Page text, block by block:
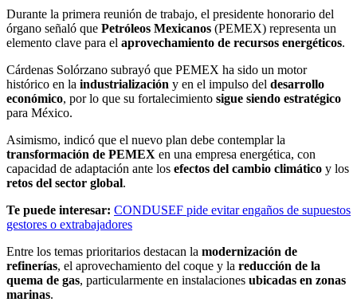
Durante la primera reunión de trabajo, el presidente honorario del
órgano señaló que Petróleos Mexicanos (PEMEX) representa un
elemento clave para el aprovechamiento de recursos energéticos.
Cárdenas Solórzano subrayó que PEMEX ha sido un motor
histórico en la industrialización y en el impulso del desarrollo
económico, por lo que su fortalecimiento sigue siendo estratégico
para México.
Asimismo, indicó que el nuevo plan debe contemplar la
transformación de PEMEX en una empresa energética, con
capacidad de adaptación ante los efectos del cambio climático y los
retos del sector global.
Te puede interesar: CONDUSEF pide evitar engaños de supuestos
gestores o extrabajadores
Entre los temas prioritarios destacan la modernización de
refinerías, el aprovechamiento del coque y la reducción de la
quema de gas, particularmente en instalaciones ubicadas en zonas
marinas.